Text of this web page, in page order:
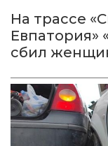
На трассе
Евпатория»
сбил